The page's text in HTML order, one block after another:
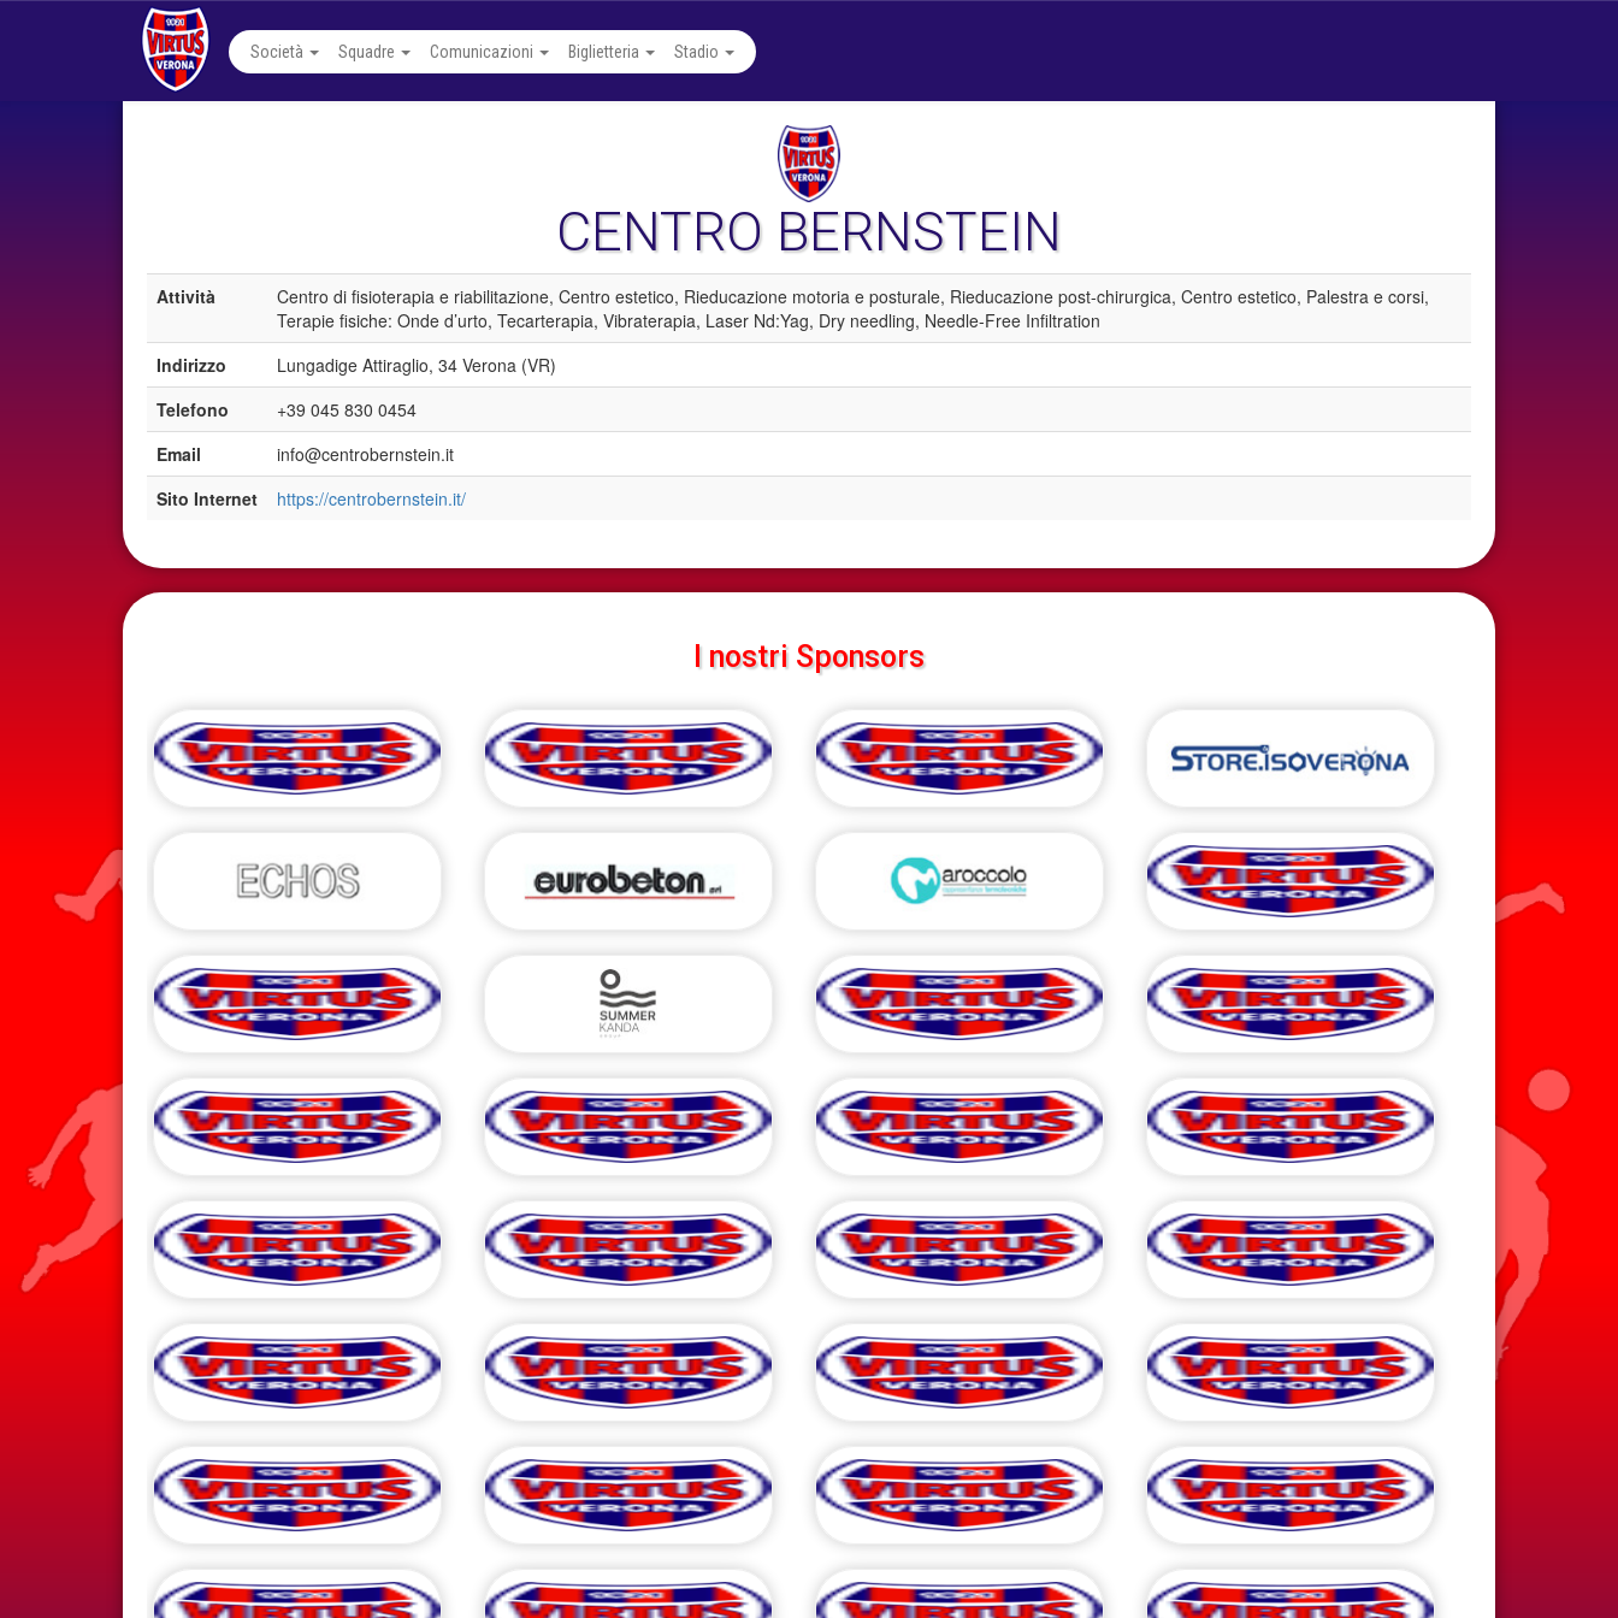
Società Squadre Comunicazioni Biglietteria Stadio
CENTRO BERNSTEIN
Attività
Centro di fisioterapia e riabilitazione, Centro estetico, Rieducazione motoria e posturale, Rieducazione post-chirurgica, Centro estetico, Palestra e corsi,
Terapie fisiche: Onde d’urto, Tecarterapia, Vibraterapia, Laser Nd:Yag, Dry needling, Needle-Free Infiltration
Indirizzo
Lungadige Attiraglio, 34 Verona (VR)
Telefono
+39 045 830 0454
Email
info@centrobernstein.it
Sito Internet
https://centrobernstein.it/
I nostri Sponsors